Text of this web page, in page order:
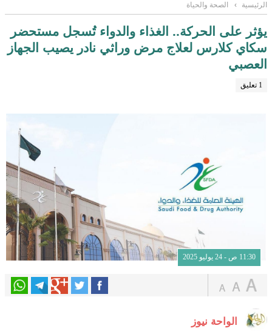
الرئيسية › الصحة والحياة
يؤثر على الحركة.. الغذاء والدواء تُسجل مستحضر
سكاي كلارس لعلاج مرض وراثي نادر يصيب الجهاز
العصبي
1 تعليق
11:30 ص - 24 يوليو 2025
الواحة نيوز